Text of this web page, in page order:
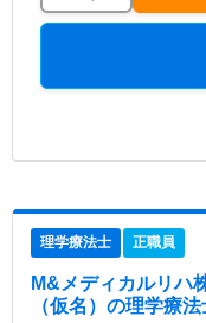
理学療法士 正職員
M&メディカルリハ
（仮名） の理学療